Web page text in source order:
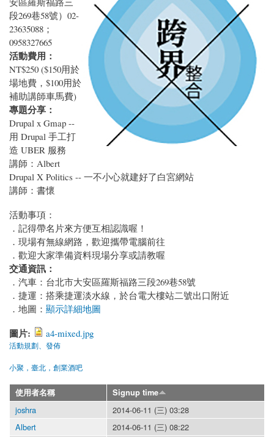
段269巷58號）02-
23635088；
0958327665
活動費用：
NT$250 ($150用於
場地費，$100用於
補助講師車馬費)
專題分享：
Drupal x Gmap --
用 Drupal 手工打
造 UBER 服務
講師：Albert
Drupal X Politics -- 一不小心就建好了白宮網站
講師：書懷
活動事項：
．記得帶名片來方便互相認識喔！
．現場有無線網路，歡迎攜帶電腦前往
．歡迎大家準備資料現場分享或請教喔
交通資訊：
．汽車：台北市大安區羅斯福路三段269巷58號
．捷運：搭乘捷運淡水線，於台電大樓站二號出口附近
．地圖： 顯示詳細地圖
圖片: a4-mixed.jpg
活動規劃、發佈
小聚，臺北，創業酒吧
使用者名稱 Signup time
joshra
2014-06-11 (三) 03:28
Albert
2014-06-11 (三) 08:22